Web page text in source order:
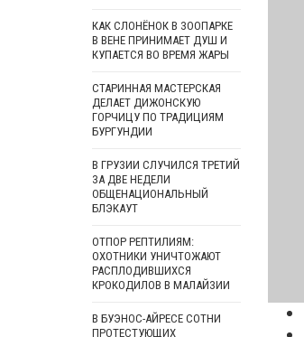
КАК СЛОНЁНОК В ЗООПАРКЕ
В ВЕНЕ ПРИНИМАЕТ ДУШ И
КУПАЕТСЯ ВО ВРЕМЯ ЖАРЫ
СТАРИННАЯ МАСТЕРСКАЯ
ДЕЛАЕТ ДИЖОНСКУЮ
ГОРЧИЦУ ПО ТРАДИЦИЯМ
БУРГУНДИИ
В ГРУЗИИ СЛУЧИЛСЯ ТРЕТИЙ
ЗА ДВЕ НЕДЕЛИ
ОБЩЕНАЦИОНАЛЬНЫЙ
БЛЭКАУТ
ОТПОР РЕПТИЛИЯМ:
ОХОТНИКИ УНИЧТОЖАЮТ
РАСПЛОДИВШИХСЯ
КРОКОДИЛОВ В МАЛАЙЗИИ
В БУЭНОС-АЙРЕСЕ СОТНИ
ПРОТЕСТУЮЩИХ